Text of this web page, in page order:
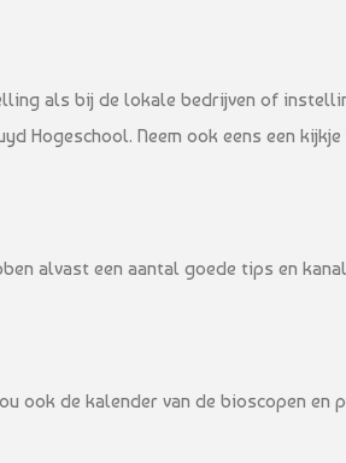
als bij de lokale bedrijven of
Hogeschool. Neem ook eens een
alvast een aantal goede tips en
ook de kalender van de bioscopen en